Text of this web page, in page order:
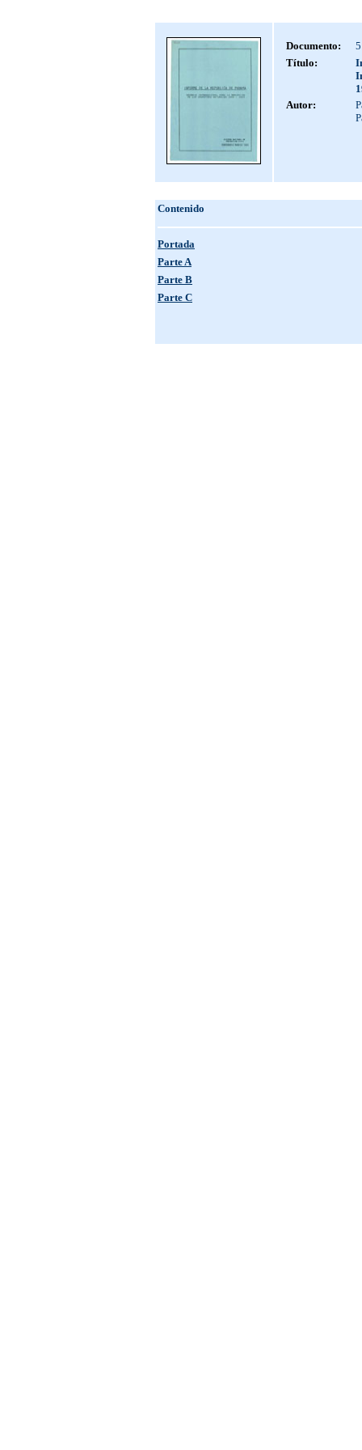
Documento:
Título:
Autor:
Contenido
Portada
Parte A
Parte B
Parte C